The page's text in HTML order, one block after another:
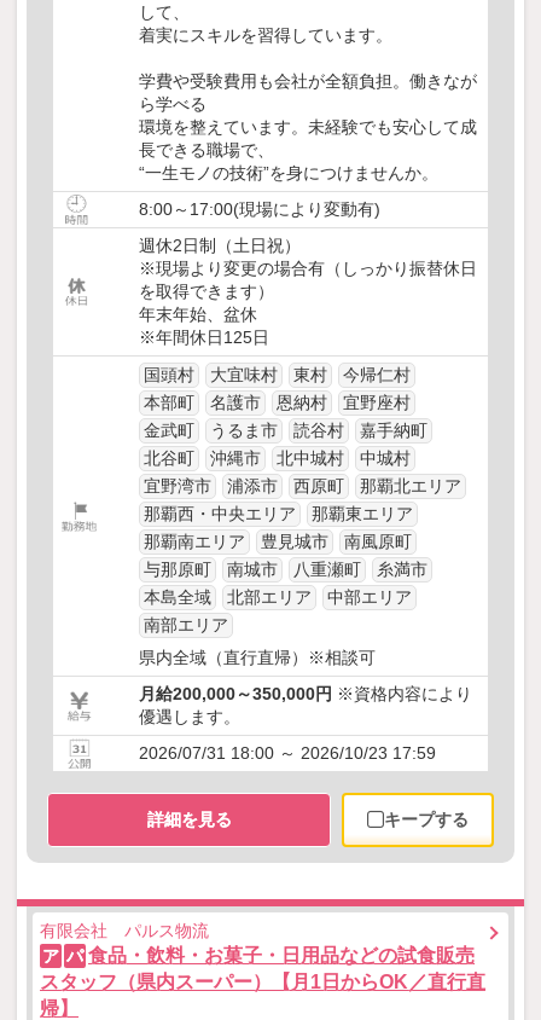
して、
着実にスキルを習得しています。
学費や受験費用も会社が全額負担。働きなが
ら学べる
環境を整えています。未経験でも安心して成
長できる職場で、
“一生モノの技術”を身につけませんか。
8:00～17:00(現場により変動有)
週休2日制（土日祝）
※現場より変更の場合有（しっかり振替休日
を取得できます）
年末年始、盆休
※年間休日125日
国頭村
大宜味村 東村
今帰仁村
本部町
名護市 恩納村
宜野座村
金武町
うるま市 読谷村
嘉手納町
北谷町
沖縄市 北中城村
中城村
宜野湾市
浦添市 西原町
那覇北エリア
那覇西・中央エリア
那覇東エリア
那覇南エリア
豊見城市
南風原町
与那原町
南城市 八重瀬町
糸満市
本島全域
北部エリア
中部エリア
南部エリア
県内全域（直行直帰）※相談可
月給200,000～350,000円 ※資格内容により
優遇します。
2026/07/31 18:00 ～ 2026/10/23 17:59
詳細を見る キープする
有限会社 パルス物流
ア パ 食品・飲料・お菓子・日用品などの試食販売
スタッフ（県内スーパー）【月1日からOK／直行直
帰】